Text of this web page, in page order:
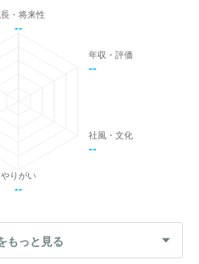
長・将来性
--
年収・評価
--
社風・文化
--
やりがい
--
もっと見る